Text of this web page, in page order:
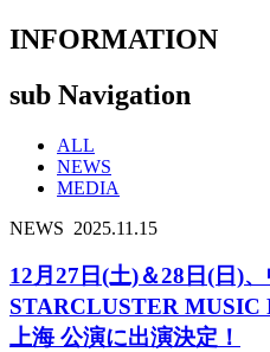
INFORMATION
sub Navigation
ALL
NEWS
MEDIA
NEWS 2025.11.15
12月27日(土)＆28日(日)
STARCLUSTER MUSIC
上海 公演に出演決定！